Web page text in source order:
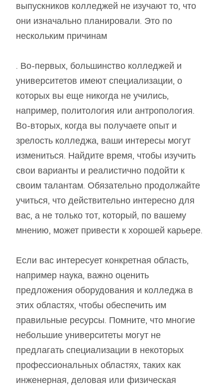
выпускников колледжей не изучают то, что
они изначально планировали. Это по
нескольким причинам
. Во-первых, большинство колледжей и
университетов имеют специализации, о
которых вы еще никогда не учились,
например, политология или антропология.
Во-вторых, когда вы получаете опыт и
зрелость колледжа, ваши интересы могут
измениться. Найдите время, чтобы изучить
свои варианты и реалистично подойти к
своим талантам. Обязательно продолжайте
учиться, что действительно интересно для
вас, а не только тот, который, по вашему
мнению, может привести к хорошей карьере.
Если вас интересует конкретная область,
например наука, важно оценить
предложения оборудования и колледжа в
этих областях, чтобы обеспечить им
правильные ресурсы. Помните, что многие
небольшие университеты могут не
предлагать специализации в некоторых
профессиональных областях, таких как
инженерная, деловая или физическая